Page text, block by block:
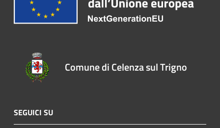
Comune di Celenza sul Trigno
SEGUICI SU